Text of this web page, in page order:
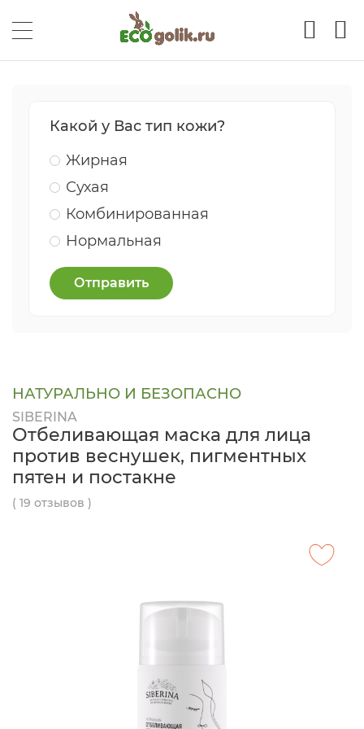
Какой у Вас тип кожи?
Жирная
Сухая
Комбинированная
Нормальная
Отправить
НАТУРАЛЬНО И БЕЗОПАСНО
SIBERINA
Отбеливающая маска для лица
против веснушек, пигментных
пятен и постакне
( 19 отзывов )